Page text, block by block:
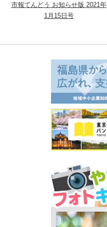
市報てんどう お知らせ版 2021年
1月15日号